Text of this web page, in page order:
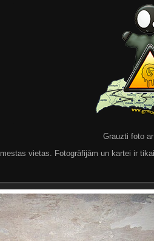
Grauzti foto
vietas. Fotogrāfijām un kartei ir